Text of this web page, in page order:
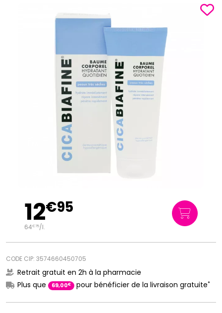
12€95
64€75/l.
CODE CIP: 3574660450705
Retrait gratuit en 2h à la pharmacie
Plus que
69,00€ pour bénéficier de la livraison gratuite*